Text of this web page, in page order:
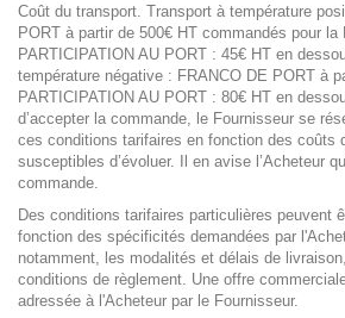
Coût du transport. Transport à température
PORT à partir de 500€ HT commandés pour la
PARTICIPATION AU PORT : 45€ HT en
température négative : FRANCO DE PORT à
PARTICIPATION AU PORT : 80€ HT en
d’accepter la commande, le Fournisseur se
ces conditions tarifaires en fonction des coûts
susceptibles d’évoluer. Il en avise l’Acheteur
commande.
Des conditions tarifaires particulières peuvent
fonction des spécificités demandées par
notamment, les modalités et délais de
conditions de règlement. Une offre
adressée à l'Acheteur par le Fournisseur.